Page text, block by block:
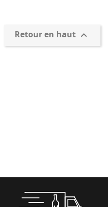
Retour en haut 